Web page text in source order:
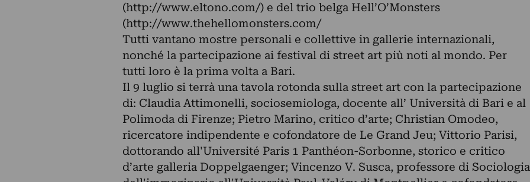
(http://www.eltono.com/) e del trio belga Hell’O’Monsters
(http://www.thehellomonsters.com/
Tutti vantano mostre personali e collettive in gallerie internazionali,
nonché la partecipazione ai festival di street art più noti al mondo. Per
tutti loro è la prima volta a Bari.
Il 9 luglio si terrà una tavola rotonda sulla street art con la partecipazione
di: Claudia Attimonelli, sociosemiologa, docente all’ Università di Bari e al
Polimoda di Firenze; Pietro Marino, critico d’arte; Christian Omodeo,
ricercatore indipendente e cofondatore de Le Grand Jeu; Vittorio Parisi,
dottorando all'Université Paris 1 Panthéon-Sorbonne, storico e critico
d’arte galleria Doppelgaenger; Vincenzo V. Susca, professore di Sociologia